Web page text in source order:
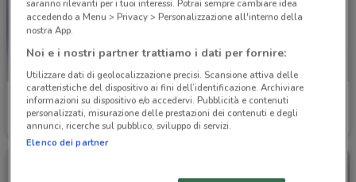
Pilato
Scade il 23/08 7.4 km
Beauty Si
Scade il 23/08
saranno rilevanti per i tuoi interessi. Potrai sempre cambiare idea
accedendo a Menu > Privacy > Personalizzazione all'interno della
nostra App.
Noi e i nostri partner trattiamo i dati per fornire:
Utilizzare dati di geolocalizzazione precisi. Scansione attiva delle
caratteristiche del dispositivo ai fini dell’identificazione. Archiviare
informazioni su dispositivo e/o accedervi. Pubblicità e contenuti
personalizzati, misurazione delle prestazioni dei contenuti e degli
annunci, ricerche sul pubblico, sviluppo di servizi.
Elenco dei partner